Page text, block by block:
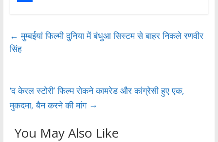
o
o
t
e
t
s
p
p
a
r
← मुम्बईयां फिल्मी दुनिया में बंधुआ सिस्टम से बाहर निकले रणवीर
सिंह
‘द केरल स्टोरी’ फिल्म रोकने कामरेड और कांग्रेसी हुए एक,
मुकदमा, बैन करने की मांग →
You May Also Like